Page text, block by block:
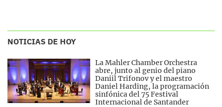
NOTICIAS DE HOY
La Mahler Chamber Orchestra
abre, junto al genio del piano
Daniil Trifonov y el maestro
Daniel Harding, la programación
sinfónica del 75 Festival
Internacional de Santander